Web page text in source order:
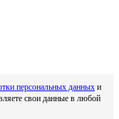
персональных данных и
свои данные в любой